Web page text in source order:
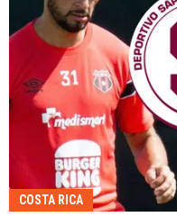
COSTA RICA